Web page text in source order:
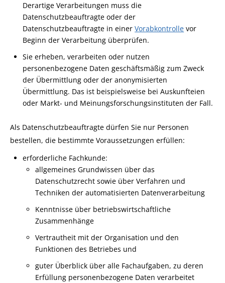
Derartige Verarbeitungen muss die
Datenschutzbeauftragte oder der
Datenschutzbeauftragte in einerVorabkontrolle vor
Beginn der Verarbeitung überprüfen.
Sie erheben, verarbeiten oder nutzen
personenbezogene Daten geschäftsmäßig zum Zweck
der Übermittlung oder der anonymisierten
Übermittlung. Das ist beispielsweise bei Auskunfteien
oder Markt- und Meinungsforschungsinstituten der Fall.
Als Datenschutzbeauftragte dürfen Sie nur Personen
bestellen, die bestimmte Voraussetzungen erfüllen:
erforderliche Fachkunde:
allgemeines Grundwissen über das
Datenschutzrecht sowie über Verfahren und
Techniken der automatisierten Datenverarbeitung
Kenntnisse über betriebswirtschaftliche
Zusammenhänge
Vertrautheit mit der Organisation und den
Funktionen des Betriebes und
guter Überblick über alle Fachaufgaben, zu deren
Erfüllung personenbezogene Daten verarbeitet